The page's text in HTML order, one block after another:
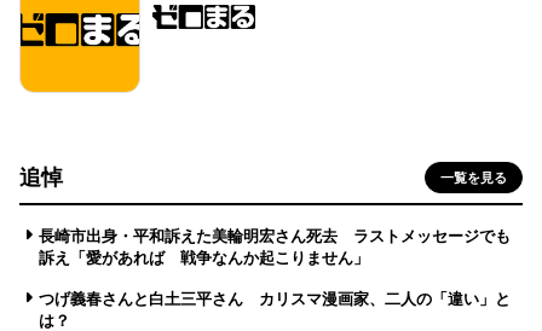
追悼 一覧を見る
長崎市出身・平和訴えた美輪明宏さん死去 ラストメッセージでも
訴え「愛があれば 戦争なんか起こりません」
つげ義春さんと白土三平さん カリスマ漫画家、二人の「違い」と
は？